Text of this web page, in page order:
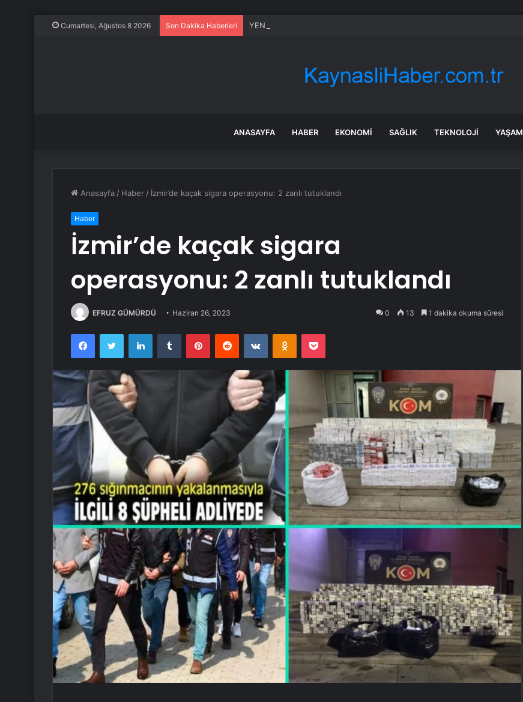
Cumartesi, Ağustos 8 2026 Son Dakika Haberleri YENİ Parti’de PM, YDK ve grup başkanvekilleri belirlendi
ANASAYFA HABER EKONOMI SAĞLIK TEKNOLOJI YAŞAM
Anasayfa / Haber / İzmir’de kaçak sigara operasyonu: 2 zanlı tutuklandı
Haber
İzmir’de kaçak sigara
operasyonu: 2 zanlı tutuklandı
EFRUZ GÜMÜRDÜ Haziran 26, 2023 0 13 1 dakika okuma süresi
FacebookTwitter LinkedInTumblr PinterestReddit VKontakteOdnoklassniki
Pocket